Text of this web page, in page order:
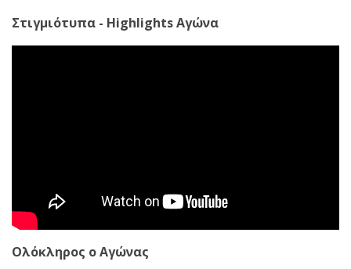
Στιγμιότυπα - Highlights Αγώνα
Ολόκληρος ο Αγώνας